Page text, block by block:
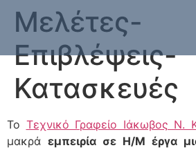
Μελέτες-
Επιβλέψεις-
Κατασκευές
Το Τεχνικό Γραφείο Ιάκωβος Ν.
μακρά εμπειρία σε H/M έργα